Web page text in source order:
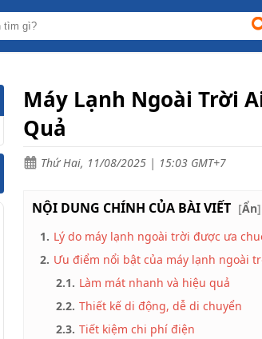
Máy Lạnh Ngoài Trời
Quả
Thứ Hai, 11/08/2025 | 15:03 GMT+7
NỘI DUNG CHÍNH CỦA BÀI VIẾT [Ẩn]
1. Lý do máy lạnh ngoài trời được ưa
2. Ưu điểm nổi bật của máy lạnh ngoài
2.1. Làm mát nhanh và hiệu quả
2.2. Thiết kế di động, dễ di chuyển
2.3. Tiết kiệm chi phí điện